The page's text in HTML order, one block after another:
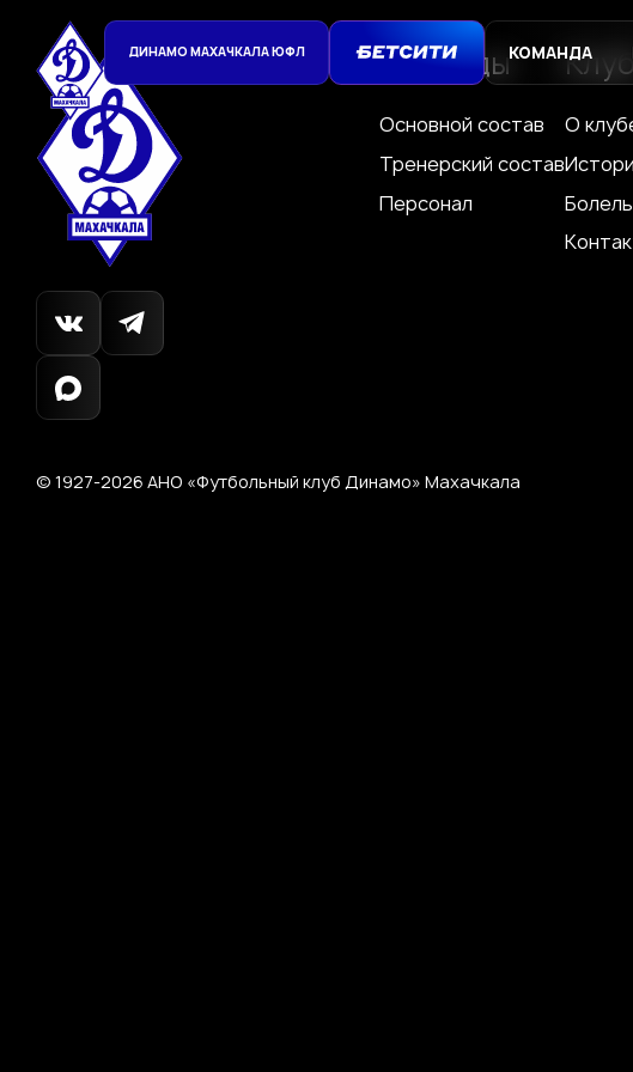
ДИНАМО МАХАЧКАЛА ЮФЛ КОМАНДА
Команды
Основной состав
Тренерский состав
Персонал
О
© 1927-2026 АНО «Футбольный клуб Динамо» Махачкала